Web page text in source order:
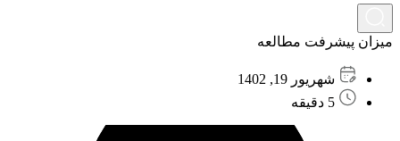
میزان پیشرفت مطالعه
شهریور 19, 1402
5 دقیقه